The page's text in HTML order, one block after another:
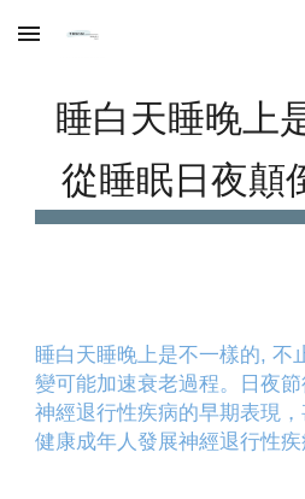
Skip to main content
睡白天睡晚上
從睡眠日夜顛
睡白天睡晚上是不一樣的, 不
變可能加速衰老過程。日夜
神經退行性疾病的早期表現
健康成年人發展神經退行性疾